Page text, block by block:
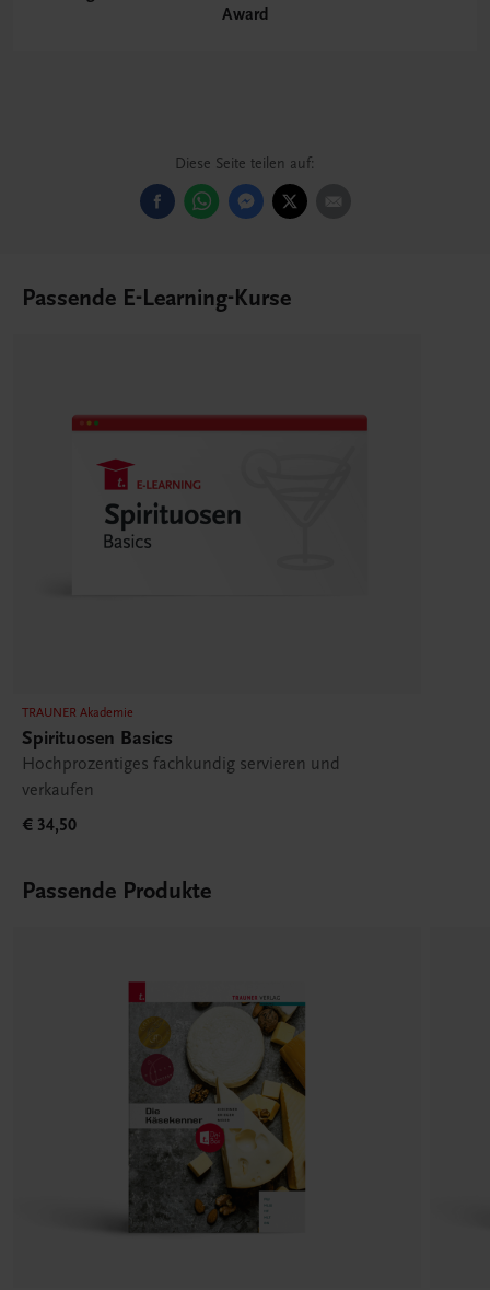
Award
Diese Seite teilen auf:
Passende E-Learning-Kurse
TRAUNER Akademie
Spirituosen Basics
Hochprozentiges fachkundig servieren und
verkaufen
€ 34,50
Passende Produkte